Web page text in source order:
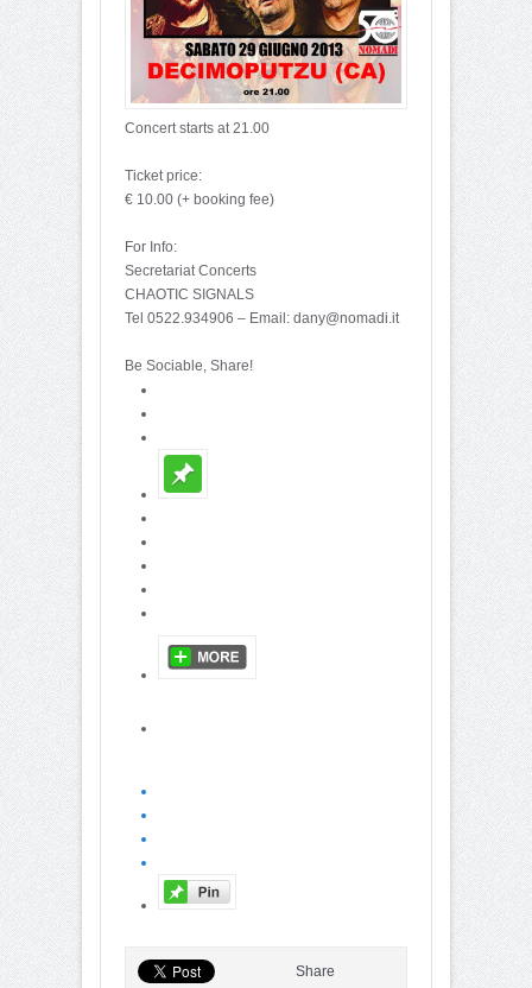
Concert starts at 21.00
Ticket price:
€ 10.00 (+ booking fee)
For Info:
Secretariat Concerts
CHAOTIC SIGNALS
Tel 0522.934906 – Email: dany@nomadi.it
Be Sociable, Share!
Share